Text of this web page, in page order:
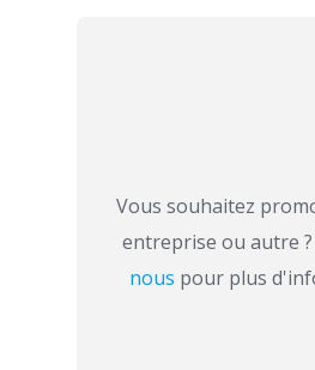
Vous souhaitez
entreprise ou autre ?
nous pour plus